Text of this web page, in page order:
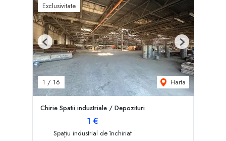
Exclusivitate
1 / 16 Harta
Previous Next
Chirie Spatii industriale / Depozituri
1 €
Spațiu industrial de închiriat